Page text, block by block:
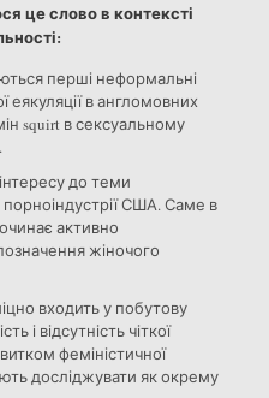
це слово в контексті
перші неформальні
еякуляції в англомовних
squirt в сексуальному
до теми
США. Саме в
активно
жіночого
входить у побутову
і відсутність чіткої
феміністичної
досліджувати як окрему